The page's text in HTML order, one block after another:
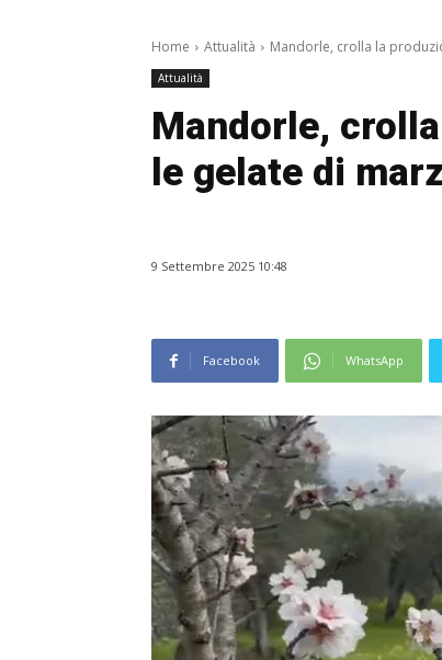
Home Attualità Mandorle, crolla la
Attualità
Mandorle,
le gelate di
9 Settembre 2025 10:48
Facebook WhatsApp